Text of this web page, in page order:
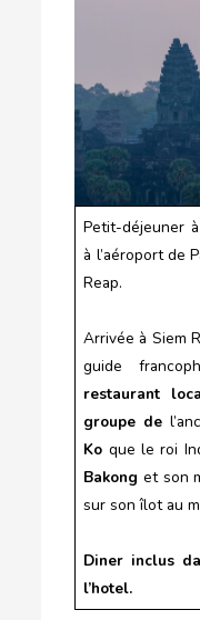
Petit-déjeuner
à l’aéroport de
Reap.
Arrivée à Siem
guide
restaurant
groupe de
Ko que le roi
Bakong et son
sur son îlot au
Diner inclus
l’hotel.